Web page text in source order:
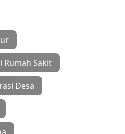
Rumah Sakit
Desa